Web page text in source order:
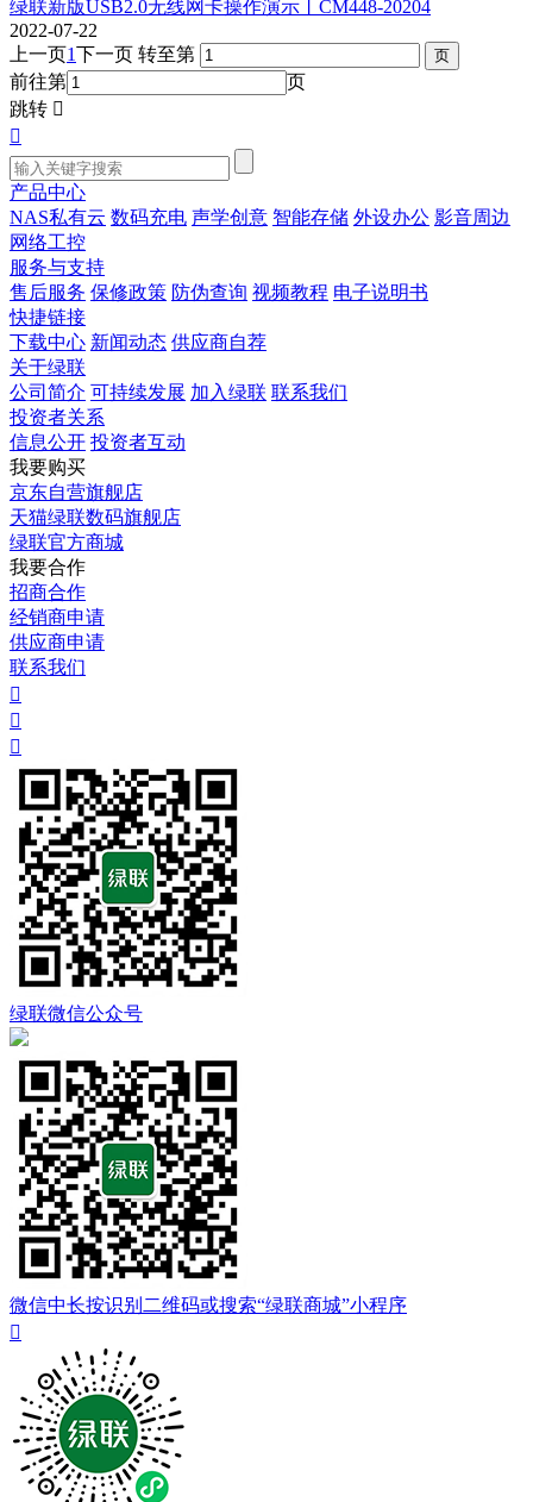
绿联新版USB2.0无线网卡操作演示丨CM448-20204
2022-07-22
上一页1下一页 转至第
前往第
页
跳转 

产品中心
NAS私有云 数码充电 声学创意 智能存储 外设办公 影音周边
网络工控
服务与支持
售后服务 保修政策 防伪查询 视频教程 电子说明书
快捷链接
下载中心 新闻动态 供应商自荐
关于绿联
公司简介 可持续发展 加入绿联 联系我们
投资者关系
信息公开 投资者互动
我要购买
京东自营旗舰店
天猫绿联数码旗舰店
绿联官方商城
我要合作
招商合作
经销商申请
供应商申请
联系我们



绿联微信公众号
微信中长按识别二维码或搜索“绿联商城”小程序
